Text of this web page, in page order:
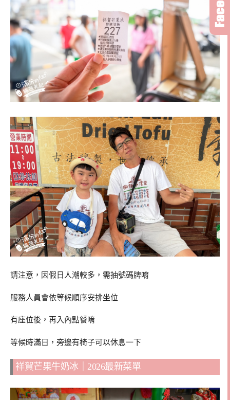
請注意，因假日人潮較多，需抽號碼牌唷
服務人員會依等候順序安排坐位
有座位後，再入內點餐唷
等候時滿日，旁邊有椅子可以休息一下
祥賀芒果牛奶冰｜2026最新菜單